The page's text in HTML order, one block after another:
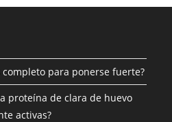
completo para ponerse fuerte?
proteína de clara de huevo
activas?